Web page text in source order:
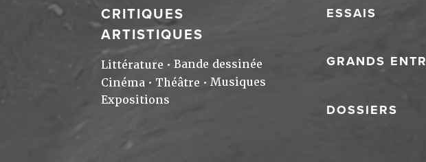
CRITIQUES
ARTISTIQUES
Littérature
Bande dessinée
Cinéma
Théâtre
Musiques
Expositions
ESSAIS
GRANDS
DOSSIERS